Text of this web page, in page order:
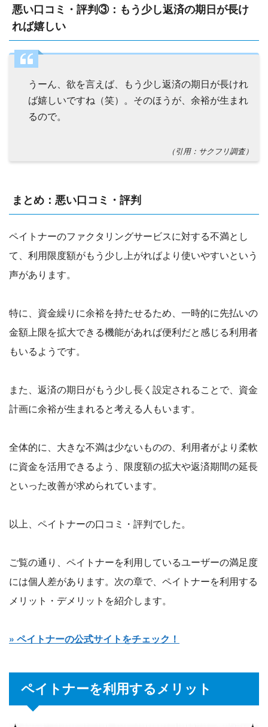
悪い口コミ・評判③：もう少し返済の期日が長け
れば嬉しい
うーん、欲を言えば、もう少し返済の期日が長けれ
ば嬉しいですね（笑）。そのほうが、余裕が生まれ
るので。
（引用：サクフリ調査）
まとめ：悪い口コミ・評判
ペイトナーのファクタリングサービスに対する不満とし
て、利用限度額がもう少し上がればより使いやすいという
声があります。
特に、資金繰りに余裕を持たせるため、一時的に先払いの
金額上限を拡大できる機能があれば便利だと感じる利用者
もいるようです。
また、返済の期日がもう少し長く設定されることで、資金
計画に余裕が生まれると考える人もいます。
全体的に、大きな不満は少ないものの、利用者がより柔軟
に資金を活用できるよう、限度額の拡大や返済期間の延長
といった改善が求められています。
以上、ペイトナーの口コミ・評判でした。
ご覧の通り、ペイトナーを利用しているユーザーの満足度
には個人差があります。次の章で、ペイトナーを利用する
メリット・デメリットを紹介します。
» ペイトナーの公式サイトをチェック！
ペイトナーを利用するメリット